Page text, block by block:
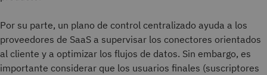
Por su parte, un plano de control centralizado ayuda a los
proveedores de SaaS a supervisar los conectores orientados
al cliente y a optimizar los flujos de datos. Sin embargo, es
importante considerar que los usuarios finales (suscriptores